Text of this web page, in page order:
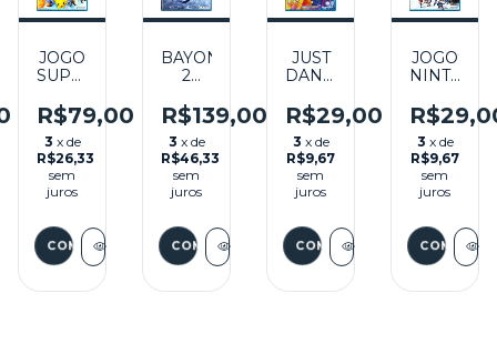
JOGO
SUPER
BROS
SEMINOVO
- WII
U
R$79,00
3 x de
R$26,33
sem
juros
BAYONETTA
2
- WII
U
R$139,00
3 x de
R$46,33
sem
juros
JUST
DANCE
SEMINOVO
- WII
U
R$29,00
3 x de
R$9,67
sem
juros
JOGO
– WII
U
3 x de
R$9,67
sem
juros